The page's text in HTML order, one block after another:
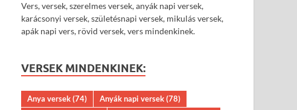
Vers, versek, szerelmes versek, anyák napi versek,
karácsonyi versek, születésnapi versek, mikulás versek,
apák napi vers, rövid versek, vers mindenkinek.
VERSEK MINDENKINEK:
Anya versek(74) Anyák napi versek(78)